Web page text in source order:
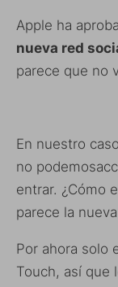
Apple ha
nueva red
parece que no
En nuestro
no
entrar. ¿Cómo
parece la
Por ahora solo
Touch, así que